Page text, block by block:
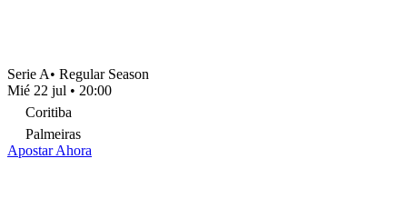
Serie A• Regular Season
Mié 22 jul • 20:00
Coritiba
Palmeiras
Apostar Ahora